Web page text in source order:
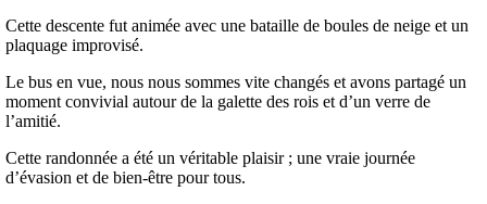
Cette descente fut animée avec une bataille de boules de neige et un
plaquage improvisé.
Le bus en vue, nous nous sommes vite changés et avons partagé un
moment convivial autour de la galette des rois et d’un verre de
l’amitié.
Cette randonnée a été un véritable plaisir ; une vraie journée
d’évasion et de bien-être pour tous.